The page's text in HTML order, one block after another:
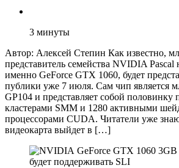
3 минуты
Автор: Алексей Степин Как известно,
представитель семейства NVIDIA Pascal
именно GeForce GTX 1060, будет
публики уже 7 июля. Сам чип является
GP104 и представляет собой половинку
кластерами SMM и 1280 активными
процессорами CUDA. Читатели уже
видеокарта выйдет в […]